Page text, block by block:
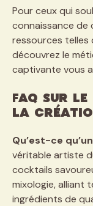
Pour ceux qui
connaissance de
ressources telles
découvrez le
captivante vous
FAQ sur
la
Qu’est-ce
véritable artiste
cocktails
mixologie, alliant
ingrédients de